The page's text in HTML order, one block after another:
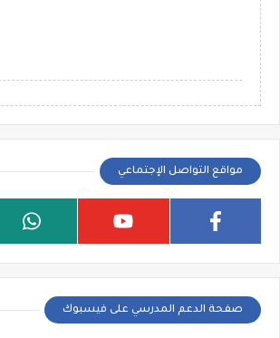
مواقع التواصل الإجتماعي
صفحة الدعم المدرسي على فيسبوك